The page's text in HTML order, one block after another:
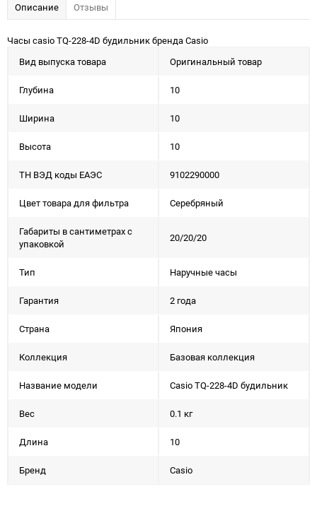
Описание Отзывы
Часы casio TQ-228-4D будильник бренда Casio
Вид выпуска товара
Оригинальный товар
Глубина 10
Ширина 10
Высота 10
ТН ВЭД коды ЕАЭС 9102290000
Цвет товара для фильтра Серебряный
Габариты в сантиметрах с
упаковкой
20/20/20
Тип Наручные часы
Гарантия 2 года
Страна Япония
Коллекция Базовая коллекция
Название модели Casio TQ-228-4D будильник
Вес 0.1 кг
Длина 10
Бренд Casio